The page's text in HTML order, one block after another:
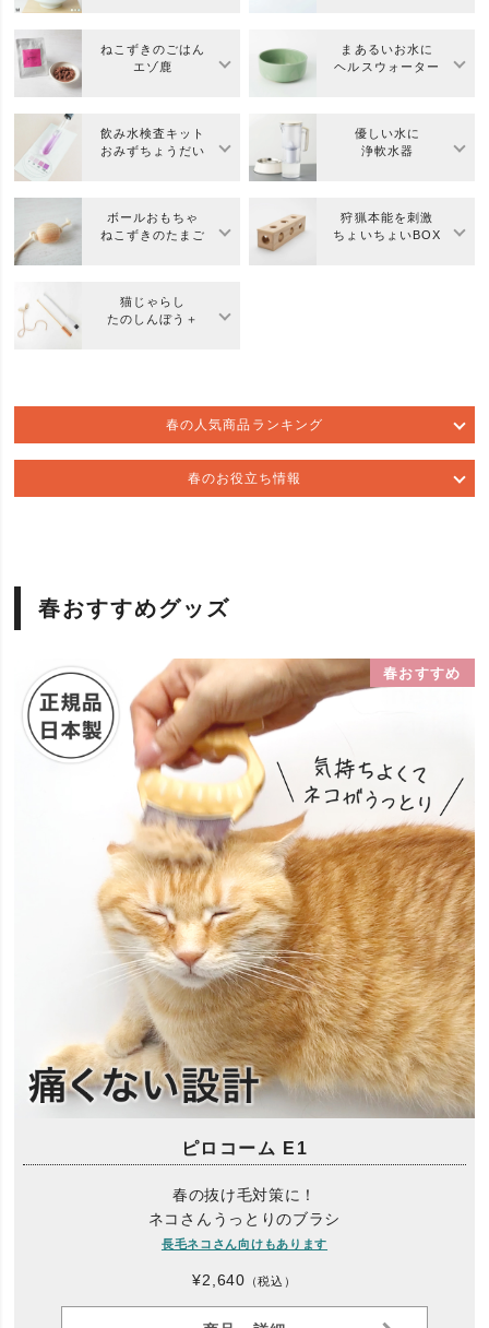
ねこずきのごはん
エゾ鹿
まあるいお水に
ヘルスウォーター
飲み水検査キット
おみずちょうだい
優しい水に
浄軟水器
ボールおもちゃ
ねこずきのたまご
狩猟本能を刺激
ちょいちょいBOX
猫じゃらし
たのしんぼう＋
春の人気商品ランキング
春のお役立ち情報
春おすすめグッズ
春おすすめ
ピロコーム E1
春の抜け毛対策に！
ネコさんうっとりのブラシ
長毛ネコさん向けもあります
¥2,640 （税込）